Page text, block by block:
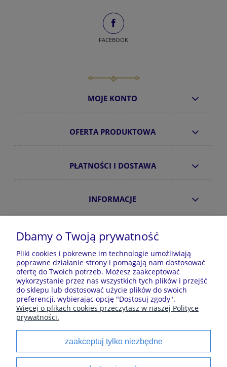
FACEBOOK
MOJE KONTO
OFERTA PRODUKTOWA
PŁATNOŚCI I DOSTAWA
INFORMACJE
O NAS
Sklep z piżamami Kraina Piżam | Plac Zwycięstwa 7, 28-
100 Busko-Zdrój | E-mail: krainapizam@gmail.com | Tel.
602 809 945 | NIP: 6551814701 | REGON: 528344498
Piżamy dla dzieci
Piżamy męskie
Dbamy o Twoją prywatność
Pliki cookies i pokrewne im technologie umożliwiają
poprawne działanie strony i pomagają nam dostosować
ofertę do Twoich potrzeb. Możesz zaakceptować
wykorzystanie przez nas wszystkich tych plików i przejść
do sklepu lub dostosować użycie plików do swoich
preferencji, wybierając opcję "Dostosuj zgody".
Więcej o plikach cookies przeczytasz w naszej Polityce
prywatności.
zaakceptuj tylko niezbędne